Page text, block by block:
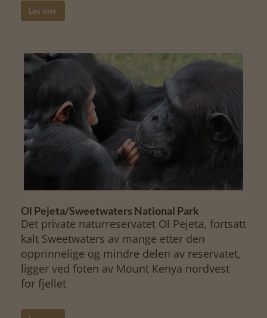
Les mer
Ol Pejeta/Sweetwaters National Park
Det private naturreservatet Ol Pejeta, fortsatt
kalt Sweetwaters av mange etter den
opprinnelige og mindre delen av reservatet,
ligger ved foten av Mount Kenya nordvest
for fjellet